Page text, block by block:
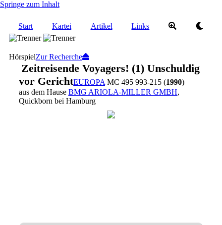
Springe zum Inhalt
Start Kartei Artikel Links
HörspielZur Recherche
Zeitreisende Voyagers! (1) Unschuldig
vor GerichtEUROPA MC 495 993-215 (1990)
aus dem Hause BMG ARIOLA-MILLER GMBH,
Quickborn bei Hamburg